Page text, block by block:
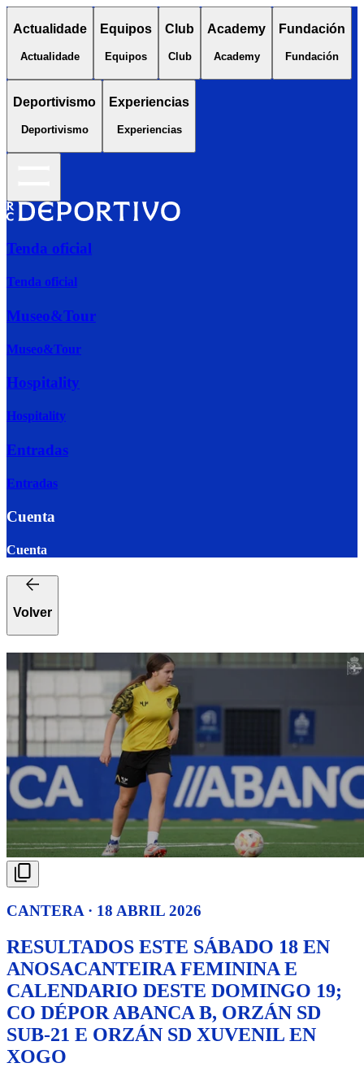
Actualidade
Actualidade
Equipos
Equipos
Club
Club
Academy
Academy
Fundación
Fundación
Deportivismo
Deportivismo
Experiencias
Experiencias
Tenda oficial
Tenda oficial
Museo&Tour
Museo&Tour
Hospitality
Hospitality
Entradas
Entradas
Cuenta
Cuenta
Volver
CANTERA · 18 ABRIL 2026
RESULTADOS ESTE SÁBADO 18 EN
ANOSACANTEIRA FEMININA E
CALENDARIO DESTE DOMINGO 19;
CO DÉPOR ABANCA B, ORZÁN SD
SUB-21 E ORZÁN SD XUVENIL EN
XOGO